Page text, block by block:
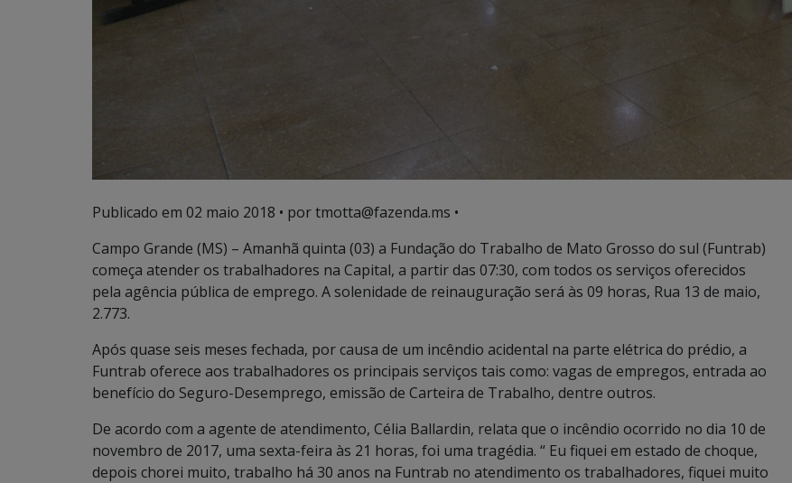
Publicado em 02 maio 2018 • por tmotta@fazenda.ms •
Campo Grande (MS) – Amanhã quinta (03) a Fundação do Trabalho de Mato Grosso do sul (Funtrab)
começa atender os trabalhadores na Capital, a partir das 07:30, com todos os serviços oferecidos
pela agência pública de emprego. A solenidade de reinauguração será às 09 horas, Rua 13 de maio,
2.773.
Após quase seis meses fechada, por causa de um incêndio acidental na parte elétrica do prédio, a
Funtrab oferece aos trabalhadores os principais serviços tais como: vagas de empregos, entrada ao
benefício do Seguro-Desemprego, emissão de Carteira de Trabalho, dentre outros.
De acordo com a agente de atendimento, Célia Ballardin, relata que o incêndio ocorrido no dia 10 de
novembro de 2017, uma sexta-feira às 21 horas, foi uma tragédia. “ Eu fiquei em estado de choque,
depois chorei muito, trabalho há 30 anos na Funtrab no atendimento os trabalhadores, fiquei muito